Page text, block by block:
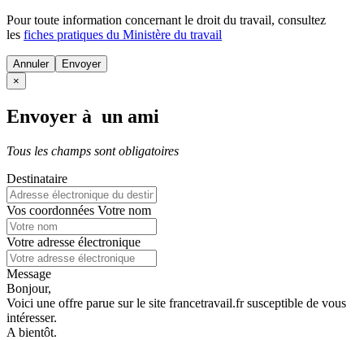
Pour toute information concernant le droit du travail, consultez
les fiches pratiques du Ministère du travail
Annuler
×
Envoyer à un ami
Tous les champs sont obligatoires
Destinataire
Vos coordonnées Votre nom
Votre adresse électronique
Message
Bonjour,
Voici une offre parue sur le site francetravail.fr susceptible de vous
intéresser.
A bientôt.